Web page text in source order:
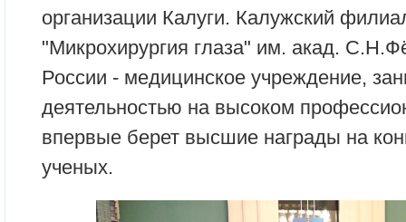
организации Калуги. Калужский
"Микрохирургия глаза" им. акад.
России - медицинское учреждение,
деятельностью на высоком
впервые берет высшие награды на
ученых.